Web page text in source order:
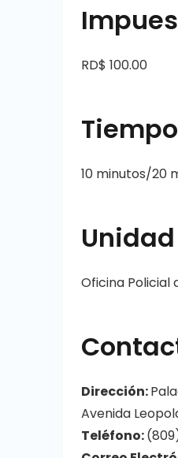
RD$ 100.00
10 minutos/20
Oficina Policial
Dirección:
Avenida
Teléfono: